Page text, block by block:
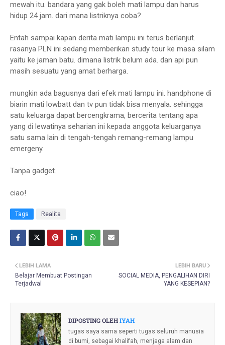
mewah itu. bandara yang gak boleh mati lampu dan harus
hidup 24 jam. dari mana listriknya coba?
Entah sampai kapan derita mati lampu ini terus berlanjut.
rasanya PLN ini sedang memberikan study tour ke masa silam
yaitu ke jaman batu. dimana listrik belum ada. dan api pun
masih sesuatu yang amat berharga.
mungkin ada bagusnya dari efek mati lampu ini. handphone di
biarin mati lowbatt dan tv pun tidak bisa menyala. sehingga
satu keluarga dapat bercengkrama, bercerita tentang apa
yang di lewatinya seharian ini kepada anggota keluarganya
satu sama lain di tengah-tengah remang-remang lampu
emergeny.
Tanpa gadget.
ciao!
Tags Realita
LEBIH BARU
SOCIAL MEDIA, PENGALIHAN DIRI
YANG KESEPIAN?
LEBIH LAMA
Belajar Membuat Postingan
Terjadwal
DIPOSTING OLEHIYAH
tugas saya sama seperti tugas seluruh manusia
di bumi, sebagai khalifah, menjaga alam dan